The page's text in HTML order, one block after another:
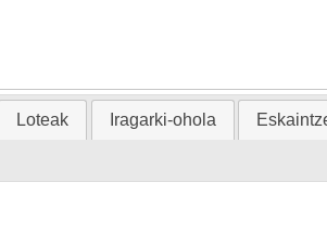
Loteak Iragarki-ohola